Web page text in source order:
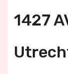
1427